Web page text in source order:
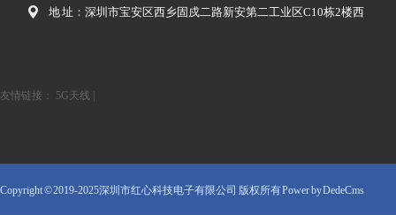
地 址：深圳市宝安区西乡固戍二路新安第二工业区C10栋2楼西
友情链接： 5G天线
Copyright © 2019-2025深圳市红心科技电子有限公司 版权所有Power by DedeCms